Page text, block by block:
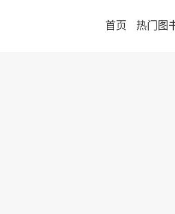
首页 热门图